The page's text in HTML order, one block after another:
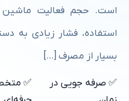
است. حجم فعالیت ماشین
استفاده، فشار زیادی به
بسیار از مصرف […]
✅ صرفه جویی در
✅